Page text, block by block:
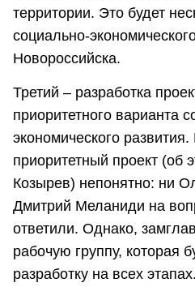
территории. Это будет
социально-
Новороссийска.
Третий – разработка
приоритетного варианта
экономического
приоритетный проект (об
Козырев) непонятно: ни
Дмитрий Меланиди на
ответили. Однако,
рабочую группу, которая
разработку на всех